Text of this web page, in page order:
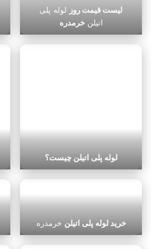
لیست قیمت روز
لوله پلی
اتیلنخرمدره
لوله پلی اتیلن چیست؟
خرید لوله پلی اتیلن خرمدره